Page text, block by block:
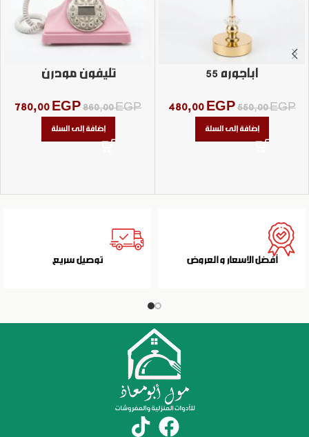
اباجوره 55
550,00EGP
480,00 EGP
إضافة إلى السلة
تليفون مودرن
860,00EGP
780,00 EGP
إضافة إلى السلة
أفضل الاسعار و العروض توصيل سريع